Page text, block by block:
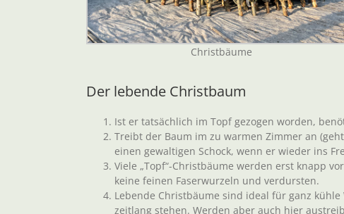
Christbäume
Der lebende Christbaum
Ist er tatsächlich im Topf gezogen worden,
Treibt der Baum im zu warmen Zimmer an
einen gewaltigen Schock, wenn er wieder ins
Viele „Topf“-Christbäume werden erst knapp
keine feinen Faserwurzeln und verdursten.
Lebende Christbäume sind ideal für ganz
zeitlang stehen. Werden aber auch hier